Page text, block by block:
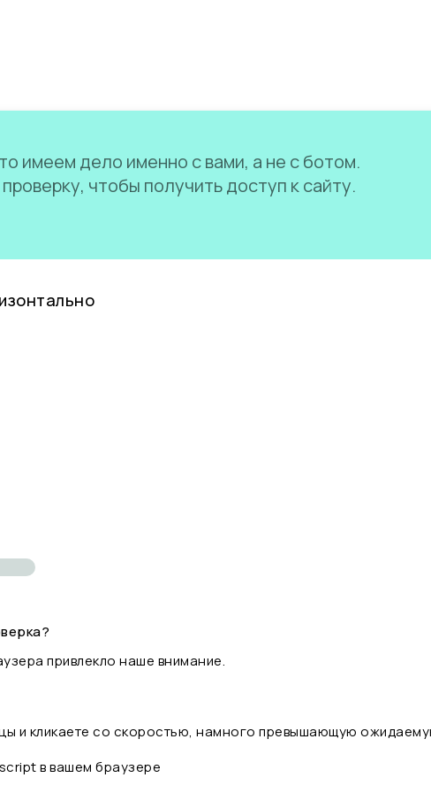
имеем дело именно с вами, а не с ботом.
чтобы получить доступ к сайту.
привлекло наше внимание.
и кликаете со скоростью, намного превышающую
в вашем браузере